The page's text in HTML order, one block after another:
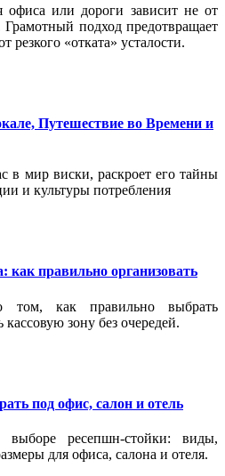
офиса или дороги зависит не от
подход предотвращает
резкого «отката» усталости.
Путешествие во Времени и
в мир виски, раскроет его тайны
и культуры потребления
как правильно организовать
том, как правильно выбрать
зону без очередей.
под офис, салон и отель
выборе ресепшн-стойки: виды,
для офиса, салона и отеля.